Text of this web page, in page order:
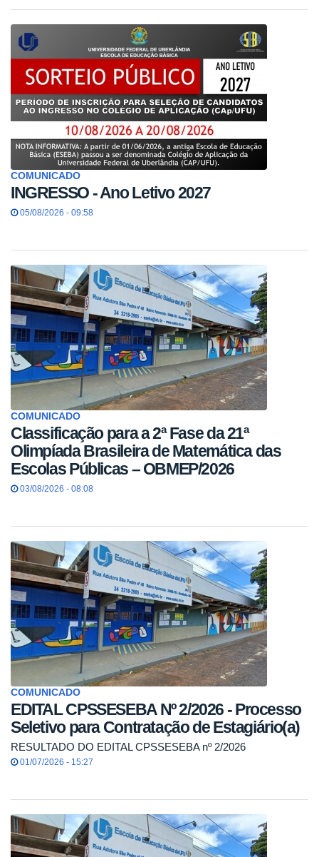
COMUNICADO
INGRESSO - Ano Letivo 2027
05/08/2026 - 09:58
COMUNICADO
Classificação para a 2ª Fase da 21ª
Olimpíada Brasileira de Matemática das
Escolas Públicas – OBMEP/2026
03/08/2026 - 08:08
COMUNICADO
EDITAL CPSSESEBA Nº 2/2026 - Processo
Seletivo para Contratação de Estagiário(a)
RESULTADO DO EDITAL CPSSESEBA nº 2/2026
01/07/2026 - 15:27